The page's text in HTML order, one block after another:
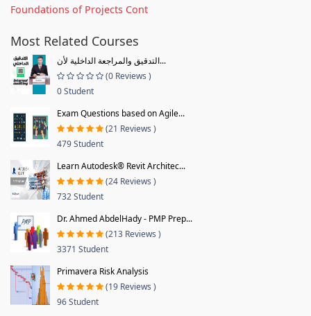
Foundations of Projects Cont
Most Related Courses
التدقيق والمراجعة الداخلية لأن...
(0 Reviews )
0 Student
Exam Questions based on Agile...
(21 Reviews )
479 Student
Learn Autodesk® Revit Architec...
(24 Reviews )
732 Student
Dr. Ahmed AbdelHady - PMP Prep...
(213 Reviews )
3371 Student
Primavera Risk Analysis
(19 Reviews )
96 Student